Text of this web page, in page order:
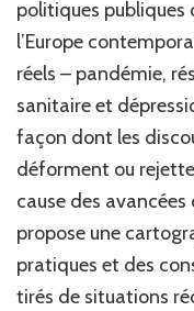
politiques publiques
l’Europe
réels – pandémie,
sanitaire et
façon dont les
déforment ou
cause des avancées
propose une
pratiques et des
tirés de situations